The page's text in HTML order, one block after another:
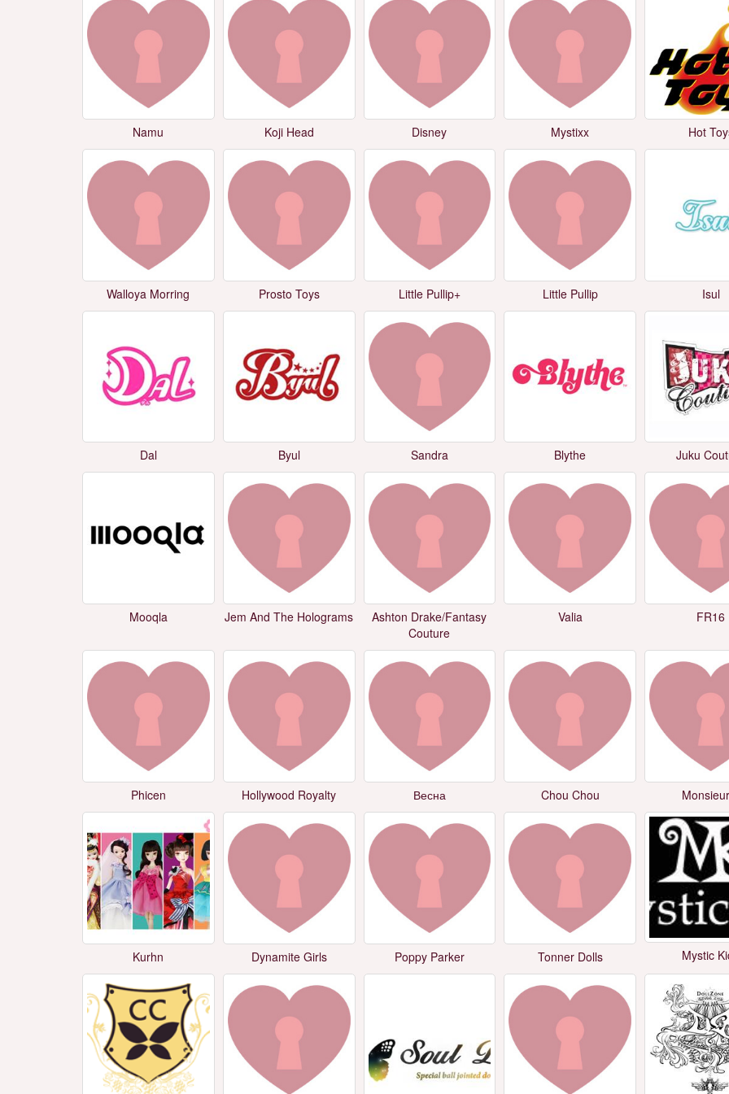
Namu Koji Head Disney Mystixx Hot
Walloya Morring Prosto Toys Little Pullip+ Little Pullip Isul
Dal Byul Sandra Blythe Juku
Mooqla Jem And The Holograms
Ashton Drake/Fantasy
Couture
Valia FR16
Phicen Hollywood Royalty Весна Chou Chou
Kurhn Dynamite Girls Poppy Parker Tonner Dolls Mystic